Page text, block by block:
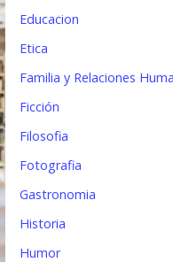
Educacion
Etica
Familia y Relaciones
Ficción
Filosofia
Fotografia
Gastronomia
Historia
Humor